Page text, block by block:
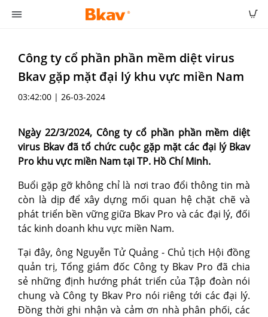
Công ty cổ phần phần mềm diệt virus
Bkav gặp mặt đại lý khu vực miền Nam
03:42:00 | 26-03-2024
Ngày 22/3/2024, Công ty cổ phần phần mềm diệt
virus Bkav đã tổ chức cuộc gặp mặt các đại lý Bkav
Pro khu vực miền Nam tại TP. Hồ Chí Minh.
Buổi gặp gỡ không chỉ là nơi trao đổi thông tin mà
còn là dịp để xây dựng mối quan hệ chặt chẽ và
phát triển bền vững giữa Bkav Pro và các đại lý, đối
tác kinh doanh khu vực miền Nam.
Tại đây, ông Nguyễn Tử Quảng - Chủ tịch Hội đồng
quản trị, Tổng giám đốc Công ty Bkav Pro đã chia
sẻ những định hướng phát triển của Tập đoàn nói
chung và Công ty Bkav Pro nói riêng tới các đại lý.
Đồng thời ghi nhận và cảm ơn nhà phân phối, các